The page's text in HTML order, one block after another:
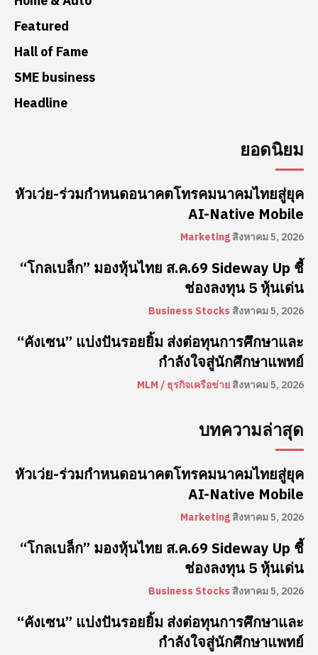
Featured
Hall of Fame
SME business
Headline
ยอดนิยม
หัวเว่ย-ร่วมกำหนดอนาคตโทรคมนาคมไทยสู่ยุค
AI-Native Mobile
Marketingสิงหาคม 5, 2026
“โกลเบล็ก” มองหุ้นไทย ส.ค.69 Sideway Up ชี้
ช่องลงทุน 5 หุ้นเด่น
Business Stocks สิงหาคม 5, 2026
“คังเซน” แบ่งปันรอยยิ้ม ส่งต่อทุนการศึกษาและ
กำลังใจสู่นักศึกษาแพทย์
MLM / ธุรกิจเครือข่ายสิงหาคม 5, 2026
บทความล่าสุด
หัวเว่ย-ร่วมกำหนดอนาคตโทรคมนาคมไทยสู่ยุค
AI-Native Mobile
Marketingสิงหาคม 5, 2026
“โกลเบล็ก” มองหุ้นไทย ส.ค.69 Sideway Up ชี้
ช่องลงทุน 5 หุ้นเด่น
Business Stocks สิงหาคม 5, 2026
“คังเซน” แบ่งปันรอยยิ้ม ส่งต่อทุนการศึกษาและ
กำลังใจสู่นักศึกษาแพทย์